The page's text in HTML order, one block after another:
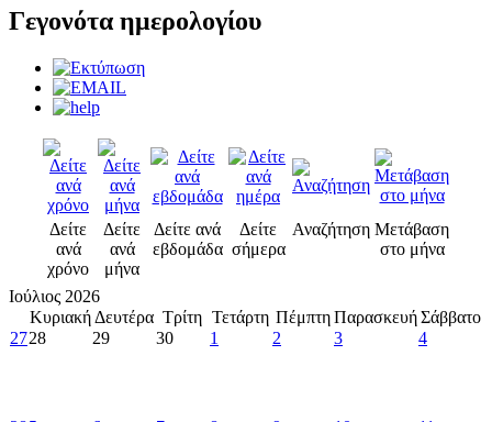
Γεγονότα ημερολογίου
Δείτε
ανά
χρόνο
Δείτε
ανά
μήνα
Δείτε ανά
εβδομάδα
Δείτε
σήμερα
Αναζήτηση Μετάβαση
στο μήνα
Ιούλιος 2026
Κυριακή Δευτέρα Τρίτη Τετάρτη Πέμπτη ΠαρασκευήΣάββατο
2728 29 30 1 2 3 4